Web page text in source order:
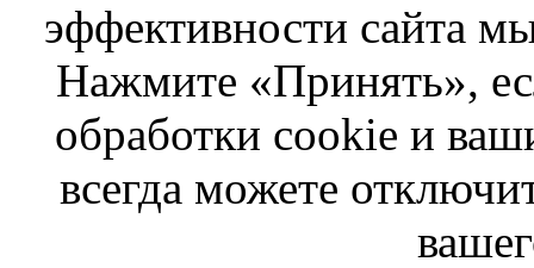
эффективности сайта
Нажмите «Принять»,
обработки cookie и
всегда можете